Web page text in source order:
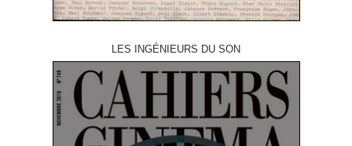
LES INGÉNIEURS DU SON